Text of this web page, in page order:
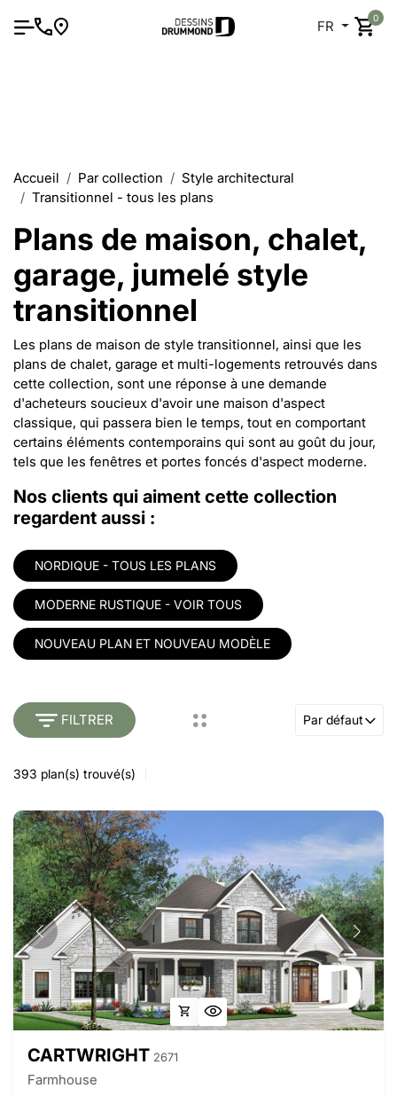
FR
0
Accueil Par collection
Style architectural
Transitionnel - tous les plans
Plans de maison, chalet,
garage, jumelé style
transitionnel
Les plans de maison de style transitionnel, ainsi que les
plans de chalet, garage et multi-logements retrouvés dans
cette collection, sont une réponse à une demande
d'acheteurs soucieux d'avoir une maison d'aspect
classique, qui passera bien le temps, tout en comportant
certains éléments contemporains qui sont au goût du jour,
tels que les fenêtres et portes foncés d'aspect moderne.
Nos clients qui aiment cette collection
regardent aussi :
NORDIQUE - TOUS LES PLANS
MODERNE RUSTIQUE - VOIR TOUS
NOUVEAU PLAN ET NOUVEAU MODÈLE
FILTRER Par défaut
393 plan(s) trouvé(s)
CARTWRIGHT 2671
Farmhouse